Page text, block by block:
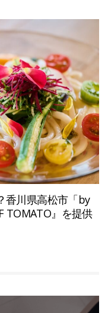
香川県高松市「by
TOMATO』を提供